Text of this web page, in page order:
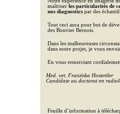
maîtriser les particularités de
nos diagnosticspar des
Tout ceci aura pour but de
des Bouvier Bernois.
Dans les malheureuses
dans notre projet, je vous
En vous remerciant
Med. vet. Franziska Hostettler
Candidate au doctorat en
Feuille d’information à